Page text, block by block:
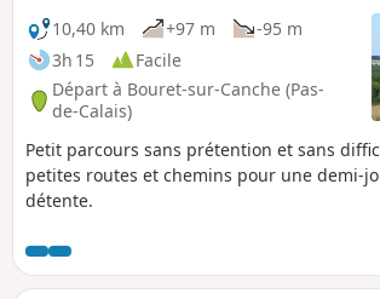
10,40 km
+97 m
-95 m
3h 15
Facile
Départ à Bouret-sur-Canche (Pas-
de-Calais)
Petit parcours sans prétention et sans
petites routes et chemins pour une demi-
détente.